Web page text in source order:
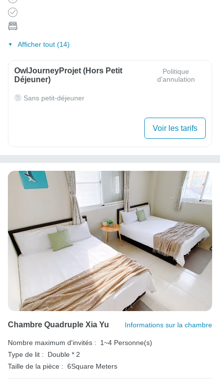
Afficher tout (14)
OwlJourneyProjet (Hors Petit
Déjeuner)
Politique
d'annulation
Sans petit-déjeuner
Voir les tarifs
Chambre Quadruple Xia Yu Informations sur la chambre
Nombre maximum d'invités :
1~4 Personne(s)
Type de lit :
Double * 2
Taille de la pièce : 6Square Meters